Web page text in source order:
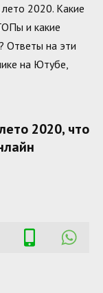
2020. Какие
и какие
Ответы на эти
на Ютубе,
2020, что